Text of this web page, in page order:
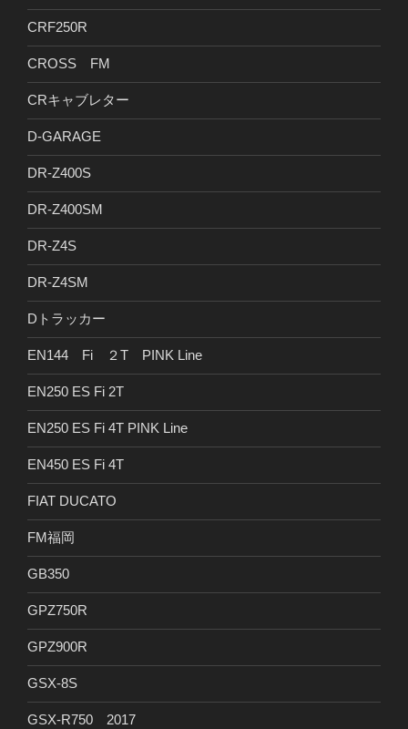
CRF250R
CROSS FM
CRキャブレター
D-GARAGE
DR-Z400S
DR-Z400SM
DR-Z4S
DR-Z4SM
Dトラッカー
EN144 Fi ２T PINK Line
EN250 ES Fi 2T
EN250 ES Fi 4T PINK Line
EN450 ES Fi 4T
FIAT DUCATO
FM福岡
GB350
GPZ750R
GPZ900R
GSX-8S
GSX-R750 2017